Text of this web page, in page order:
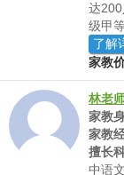
达
级甲
时没
在家
注度
专项
了解
家教
林老
家教
家教
擅长
中语